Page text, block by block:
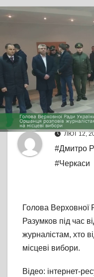
Дмитро
Від editor
ЛЮТ 12,
#Дмитро
#Черкаси
Голова Верховної
Разумков під час
журналістам, хто
місцеві вибори.
Відео: інтернет-